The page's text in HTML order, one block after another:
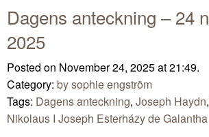
Dagens anteckning – 24
2025
Posted on November 24, 2025 at 21:49.
Category: by sophie engström
Tags: Dagens anteckning, Joseph Haydn,
Nikolaus I Joseph Esterházy de Galantha